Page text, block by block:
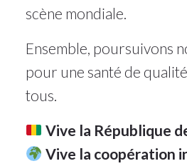
scène mondiale.
Ensemble, poursuivons
pour une santé de
tous.
Vive la République
Vive la coopération